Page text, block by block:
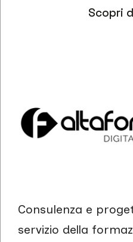
Scopri
Consulenza e
servizio della